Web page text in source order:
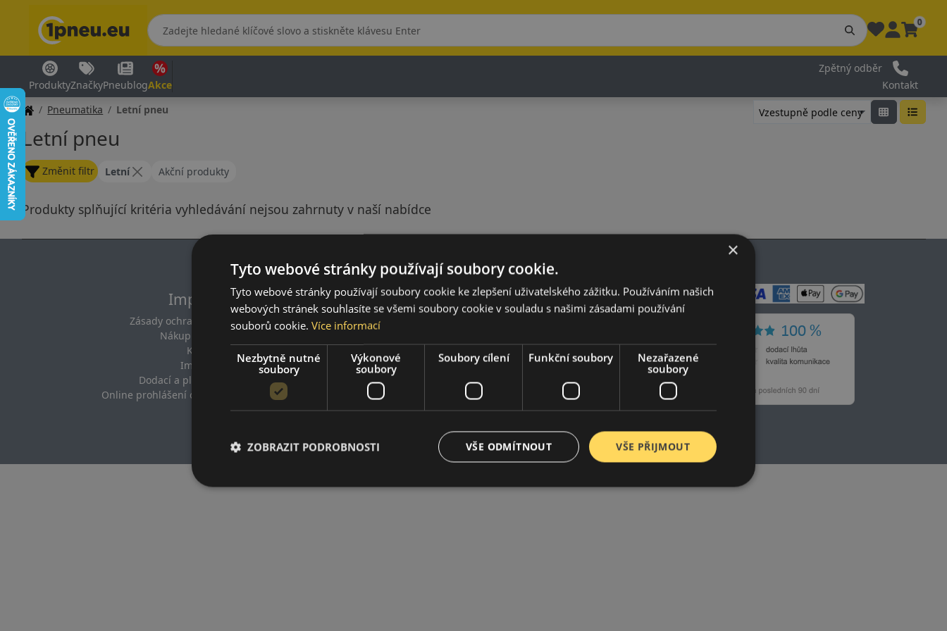
0
ProduktyZnačkyPneublogAkce
Zpětný odběr
Kontakt
Pneumatika
Letní pneu
Letní pneu
Změnit filtr Letní Akční produkty
Produkty splňující kritéria vyhledávání nejsou zahrnuty v naší nabídce
Impresum
Zásady ochrany osobních údajů
Nákupní podmínky
Kontakt
Impresum
Dodací a platební podmínky
Online prohlášení o odstoupení od smlouvy
×
Tyto webové stránky používají soubory cookie.
Tyto webové stránky používají soubory cookie ke zlepšení uživatelského zážitku. Používáním našich
webových stránek souhlasíte se všemi soubory cookie v souladu s našimi zásadami používání
souborů cookie. Více informací
Nezbytně nutné
soubory
Výkonové
soubory
Soubory cílení Funkční soubory
Nezařazené
soubory
VŠE PŘIJMOUT
VŠE ODMÍTNOUT
ZOBRAZIT PODROBNOSTI